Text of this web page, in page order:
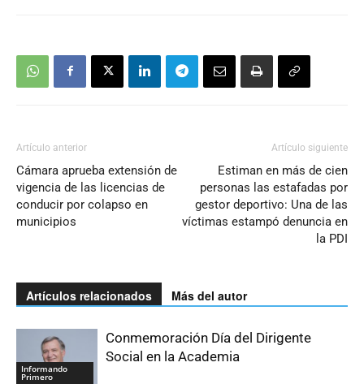
Artículo anterior
Cámara aprueba extensión de
vigencia de las licencias de
conducir por colapso en
municipios
Artículo siguiente
Estiman en más de cien
personas las estafadas por
gestor deportivo: Una de las
víctimas estampó denuncia en
la PDI
Artículos relacionados Más del autor
Informando
Primero
Conmemoración Día del Dirigente
Social en la Academia